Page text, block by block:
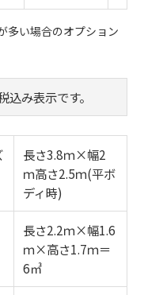
多い場合のオプション
み表示です。
長さ3.8ｍ×幅2
ｍ高さ2.5ｍ(平ボ
ディ時)
長さ2.2ｍ×幅1.6
ｍ×高さ1.7ｍ＝
6㎥